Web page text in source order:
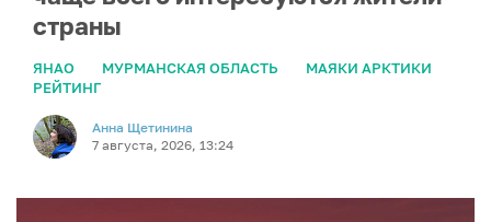
страны
ЯНАО МУРМАНСКАЯ ОБЛАСТЬ
МАЯКИ АРКТИКИ
РЕЙТИНГ
Анна Щетинина
7 августа, 2026, 13:24